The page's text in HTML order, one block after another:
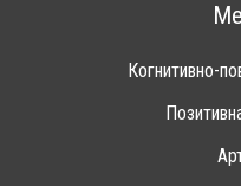
Когнитивно-